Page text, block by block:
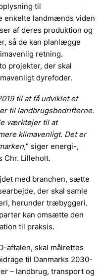
til
enkelte landmænds viden
af deres produktion og
så de kan planlægge
retning.
projekter, der skal
dyrefoder.
til at få udviklet et
til landbrugsbedrifterne.
værktøjer til at
klimavenligt. Det er
” siger energi-,
Chr. Lilleholt.
med branchen, sætte
der skal samle
herunder træbyggeri.
kan omsætte den
til praksis.
aftalen, skal målrettes
til Danmarks 2030-
– landbrug, transport og